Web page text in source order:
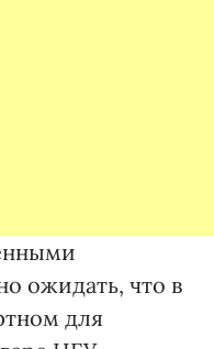
ожидать, что в
для